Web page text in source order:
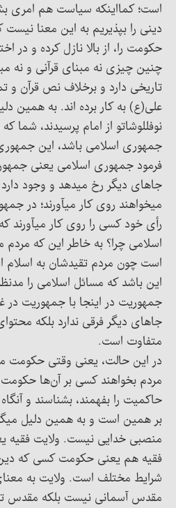
است؛ کمااینکه سیاست هم امری
دینی را بپذیریم به این معنا
حکومت را، از بالا نازل کرده و در
چنین چیزی نه مبنای قرآنی و نه
تاریخی دارد و برخلاف نص قرآن و
علی(ع) به کار برده اند. به همین
نوفللوشاتو از امام پرسیدند، شما
جمهوری اسلامی باشد، این
فرمود جمهوری اسلامی یعنی
جاهای دیگر رخ میدهد و وجود دارد
میخواهند روی کار میآورند؛ در
رأی خود کسی را روی کار میآورند
اسلامی چرا؟ به خاطر این که
است چون مردم تقیدشان به اسلام
این باشد که مسائل اسلامی را مدنظر
جمهوریت در اینجا با جمهوریت در
جاهای دیگر فرقی ندارد بلکه
متفاوت است.
در این حالت، یعنی وقتی حکومت
مردم بخواهند کسی بر آن‌ها
حاکمیت را بفهمند، بشناسند و
بر همین است و به همین دلیل
منصبی خدایی نیست. ولایت فقیه
فقیه هم یعنی حکومت کسی که
شرایط مختلف است. ولایت به
مقدس آسمانی نیست بلکه مقدس